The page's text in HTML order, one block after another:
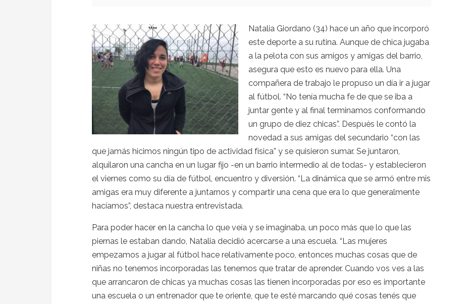
Natalia Giordano (34) hace un año que incorporó
este deporte a su rutina. Aunque de chica jugaba
a la pelota con sus amigos y amigas del barrio,
asegura que esto es nuevo para ella. Una
compañera de trabajo le propuso un día ir a jugar
al fútbol. “No tenía mucha fe de que se iba a
juntar gente y al final terminamos conformando
un grupo de diez chicas”. Después le contó la
novedad a sus amigas del secundario “con las
que jamás hicimos ningún tipo de actividad física” y se quisieron sumar. Se juntaron,
alquilaron una cancha en un lugar fijo -en un barrio intermedio al de todas- y establecieron
el viernes como su día de fútbol, encuentro y diversión. “La dinámica que se armó entre mis
amigas era muy diferente a juntarnos y compartir una cena que era lo que generalmente
hacíamos”, destaca nuestra entrevistada.
Para poder hacer en la cancha lo que veía y se imaginaba, un poco más que lo que las
piernas le estaban dando, Natalia decidió acercarse a una escuela. “Las mujeres
empezamos a jugar al fútbol hace relativamente poco, entonces muchas cosas que de
niñas no tenemos incorporadas las tenemos que tratar de aprender. Cuando vos ves a las
que arrancaron de chicas ya muchas cosas las tienen incorporadas por eso es importante
una escuela o un entrenador que te oriente, que te esté marcando qué cosas tenés que